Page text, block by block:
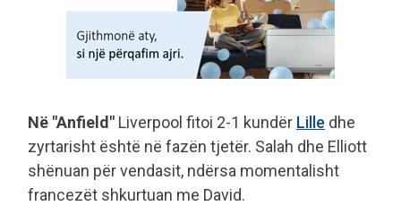
Në "Anfield" Liverpool fitoi 2-1 kundër Lille dhe
zyrtarisht është në fazën tjetër. Salah dhe Elliott
shënuan për vendasit, ndërsa momentalisht
francezët shkurtuan me David.